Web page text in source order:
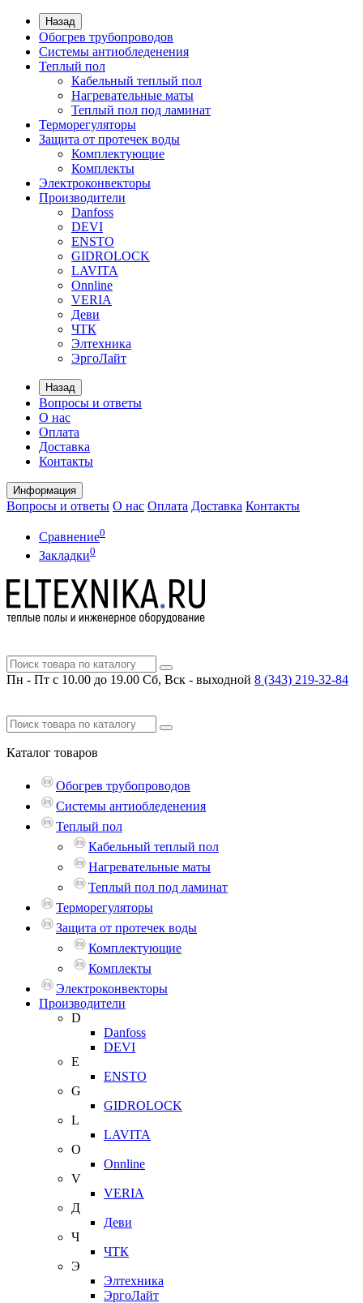
Назад
Обогрев трубопроводов
Системы антиобледенения
Теплый пол
Кабельный теплый пол
Нагревательные маты
Теплый пол под ламинат
Терморегуляторы
Защита от протечек воды
Комплектующие
Комплекты
Электроконвекторы
Производители
Danfoss
DEVI
ENSTO
GIDROLOCK
LAVITA
Onnline
VERIA
Деви
ЧТК
Элтехника
ЭргоЛайт
Назад
Вопросы и ответы
О нас
Оплата
Доставка
Контакты
Информация
Вопросы и ответы О нас Оплата Доставка Контакты
Сравнение0
Закладки0
Пн - Пт с 10.00 до 19.00 Сб, Вск - выходной 8 (343) 219-32-84
Каталог товаров
Обогрев трубопроводов
Системы антиобледенения
Теплый пол
Кабельный теплый пол
Нагревательные маты
Теплый пол под ламинат
Терморегуляторы
Защита от протечек воды
Комплектующие
Комплекты
Электроконвекторы
Производители
D
Danfoss
DEVI
E
ENSTO
G
GIDROLOCK
L
LAVITA
O
Onnline
V
VERIA
Д
Деви
Ч
ЧТК
Э
Элтехника
ЭргоЛайт